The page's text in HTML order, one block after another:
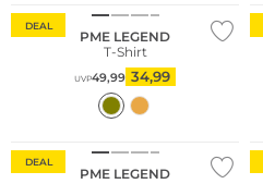
DEAL
PME LEGEND
T-Shirt
UVP49,99 34,99
DEAL
PME LEGEND